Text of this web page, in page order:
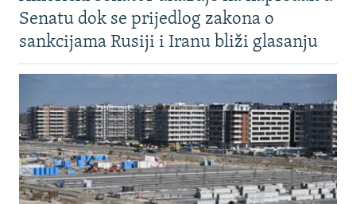
Senatu dok se prijedlog zakona o
sankcijama Rusiji i Iranu bliži glasanju